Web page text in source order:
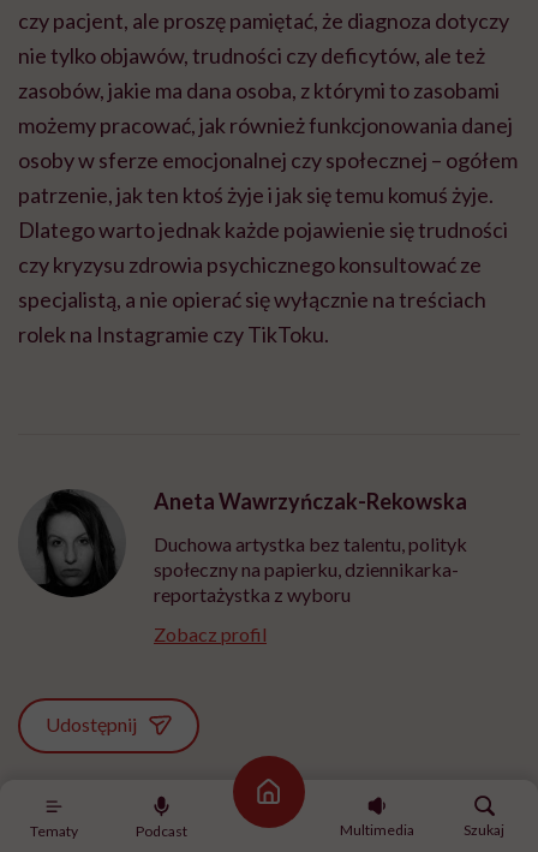
Tematy Podcast
Strona główna
Multimedia
Szukaj
czy pacjent, ale proszę pamiętać, że diagnoza dotyczy
nie tylko objawów, trudności czy deficytów, ale też
zasobów, jakie ma dana osoba, z którymi to zasobami
możemy pracować, jak również funkcjonowania danej
osoby w sferze emocjonalnej czy społecznej – ogółem
patrzenie, jak ten ktoś żyje i jak się temu komuś żyje.
Dlatego warto jednak każde pojawienie się trudności
czy kryzysu zdrowia psychicznego konsultować ze
specjalistą, a nie opierać się wyłącznie na treściach
rolek na Instagramie czy TikToku.
Aneta Wawrzyńczak-Rekowska
Duchowa artystka bez talentu, polityk
społeczny na papierku, dziennikarka-
reportażystka z wyboru
Zobacz profil
Udostępnij
Powiązane tematy: